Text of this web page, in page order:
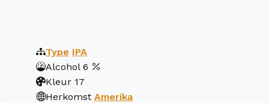
Type IPA
Alcohol 6
Kleur 17
Herkomst Amerika